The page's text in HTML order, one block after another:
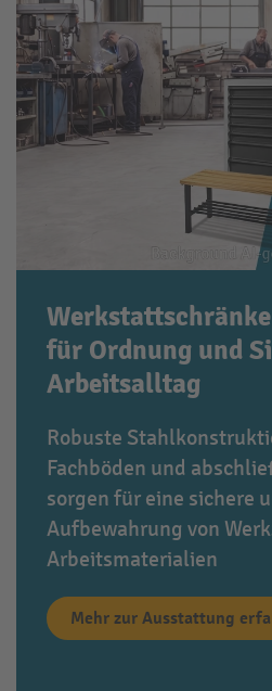
für Ordnung und
Arbeitsalltag
Robuste
Fachböden und
sorgen für eine sichere
Aufbewahrung von
Arbeitsmaterialien
Mehr zur Ausstattung